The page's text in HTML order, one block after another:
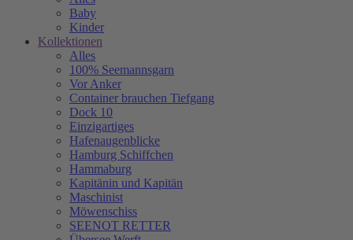
Baby
Kinder
Kollektionen
Alles
100% Seemannsgarn
Vor Anker
Container brauchen Tiefgang
Dock 10
Einzigartiges
Hafenaugen­blicke
Hamburg Schiffchen
Hammaburg
Kapitänin und Kapitän
Maschinist
Möwenschiss
SEENOT RETTER